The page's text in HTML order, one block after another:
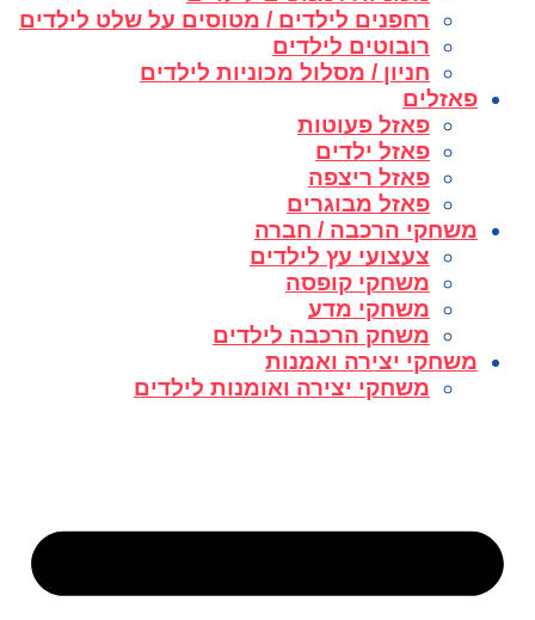
רחפנים לילדים / מטוסים על שלט לילדים
רובוטים לילדים
חניון / מסלול מכוניות לילדים
פאזלים
פאזל פעוטות
פאזל ילדים
פאזל ריצפה
פאזל מבוגרים
משחקי הרכבה / חברה
צעצועי עץ לילדים
משחקי קופסה
משחקי מדע
משחק הרכבה לילדים
משחקי יצירה ואמנות
משחקי יצירה ואומנות לילדים